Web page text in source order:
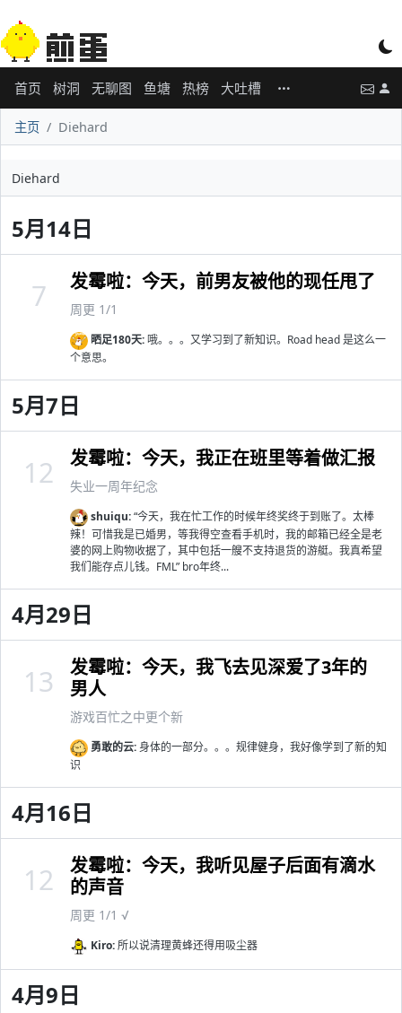
首页 树洞 无聊图 鱼塘 热榜 大吐槽
主页 Diehard
Diehard
5月14日
发霉啦：今天，前男友被他的现任甩了
周更 1/1
晒足180天:哦。。。又学习到了新知识。Road head 是这么一
个意思。
7
5月7日
发霉啦：今天，我正在班里等着做汇报
失业一周年纪念
shuiqu:“今天，我在忙工作的时候年终奖终于到账了。太棒
辣！可惜我是已婚男，等我得空查看手机时，我的邮箱已经全是老
婆的网上购物收据了，其中包括一艘不支持退货的游艇。我真希望
我们能存点儿钱。FML” bro年终...
12
4月29日
发霉啦：今天，我飞去见深爱了3年的
男人
游戏百忙之中更个新
勇敢的云: 身体的一部分。。。规律健身，我好像学到了新的知
识
13
4月16日
发霉啦：今天，我听见屋子后面有滴水
的声音
周更 1/1 √
Kiro:所以说清理黄蜂还得用吸尘器
12
4月9日